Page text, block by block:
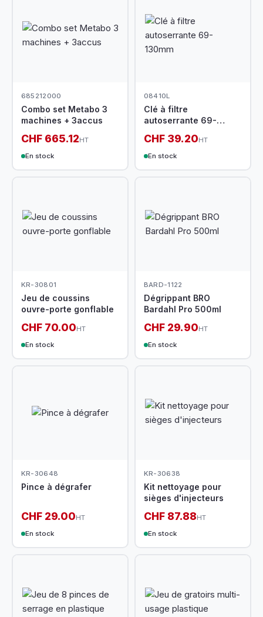
685212000
Combo set Metabo 3
machines + 3accus
CHF 665.12HT
En stock
08410L
Clé à filtre
autoserrante 69-
CHF 39.20HT
En stock
KR-30801
Jeu de coussins
ouvre-porte gonflable
CHF 70.00HT
En stock
BARD-1122
Dégrippant BRO
Bardahl Pro 500ml
CHF 29.90HT
En stock
KR-30648
Pince à dégrafer
CHF 29.00HT
En stock
KR-30638
Kit nettoyage pour
sièges d'injecteurs
CHF 87.88HT
En stock